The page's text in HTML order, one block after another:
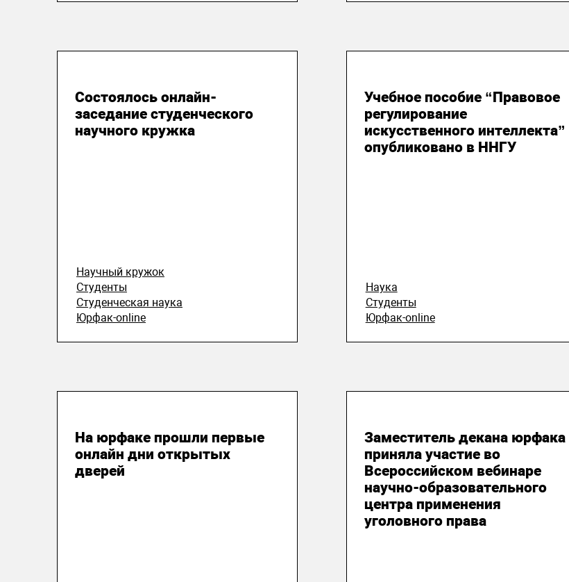
Состоялось онлайн-
заседание студенческого
научного кружка
Научный кружок
Студенты
Студенческая наука
Юрфак-online
Учебное пособие “Правовое
регулирование
искусственного интеллекта”
опубликовано в ННГУ
Наука
Студенты
Юрфак-online
На юрфаке прошли первые
онлайн дни открытых
дверей
Заместитель декана юрфака
приняла участие во
Всероссийском вебинаре
научно-образовательного
центра применения
уголовного права